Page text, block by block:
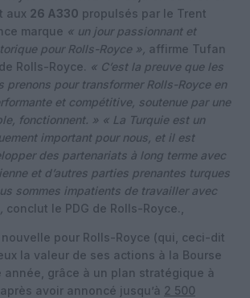
aux 26 A330 propulsés par le Trent
marque « un jour passionnant et
pour Rolls-Royce », affirme Tufan
Rolls-Royce. « C’est la preuve que les
prenons pour transformer Rolls-Royce en
et compétitive, soutenue par une
fonctionnent. » « La Turquie est un
important pour nous, et il est
des partenariats à long terme avec
et d’autres parties prenantes turques
sommes impatients de travailler avec
conclut le PDG de Rolls-Royce.,
pour Rolls-Royce (qui, ceci-dit
la valeur de ses actions à la Bourse
année, grâce à un plan stratégique à
avoir annoncé jusqu’à 2 500